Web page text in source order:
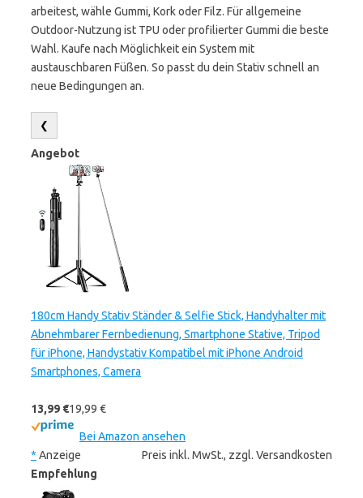
arbeitest, wähle Gummi, Kork oder Filz. Für allgemeine
Outdoor-Nutzung ist TPU oder profilierter Gummi die beste
Wahl. Kaufe nach Möglichkeit ein System mit
austauschbaren Füßen. So passt du dein Stativ schnell an
neue Bedingungen an.
❮
Angebot
180cm Handy Stativ Ständer & Selfie Stick, Handyhalter mit
Abnehmbarer Fernbedienung, Smartphone Stative, Tripod
für iPhone, Handystativ Kompatibel mit iPhone Android
Smartphones, Camera
13,99 €19,99 €
Bei Amazon ansehen
* Anzeige
Preis inkl. MwSt., zzgl. Versandkosten
Empfehlung